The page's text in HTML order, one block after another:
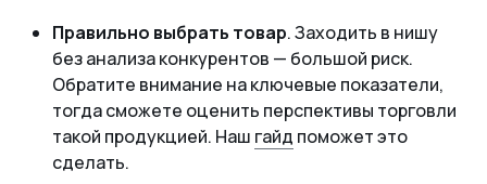
Правильно выбрать товар. Заходить в нишу
без анализа конкурентов — большой риск.
Обратите внимание на ключевые показатели,
тогда сможете оценить перспективы торговли
такой продукцией. Наш гайд поможет это
сделать.